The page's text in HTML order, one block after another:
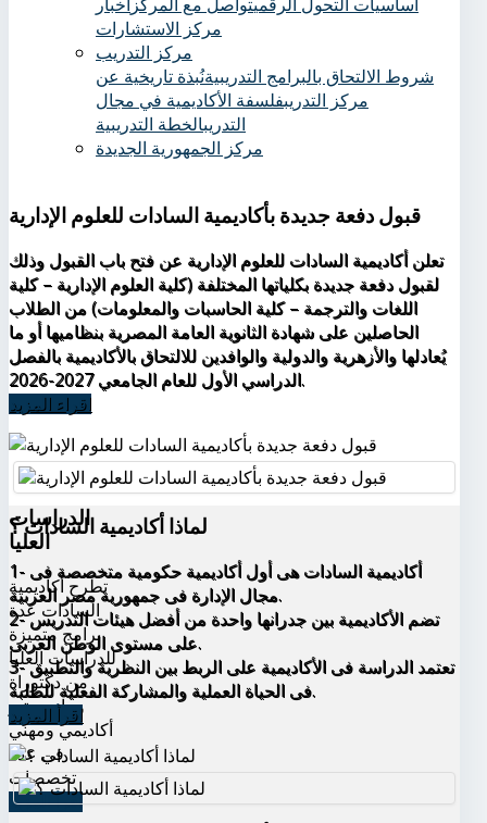
مركز الاستشارات
مركز التدريب
شروط الالتحاق بالبرامج التدريبيةنُبذة تاريخية عن
مركز التدريبفلسفة الأكاديمية في مجال
التدريبالخطة التدريبية
مركز الجمهورية الجديدة
قبول دفعة جديدة بأكاديمية السادات للعلوم الإدارية
تعلن أكاديمية السادات للعلوم الإدارية عن فتح باب القبول وذلك
لقبول دفعة جديدة بكلياتها المختلفة (كلية العلوم الإدارية – كلية
اللغات والترجمة – كلية الحاسبات والمعلومات) من الطلاب
الحاصلين على شهادة الثانوية العامة المصرية بنظاميها أو ما
يُعادلها والأزهرية والدولية والوافدين للالتحاق بالأكاديمية بالفصل
الدراسي الأول للعام الجامعي 2027-2026.
اقراء المزيد
لماذا أكاديمية السادات ؟
1- أكاديمية السادات هى أول أكاديمية حكومية متخصصة فى
مجال الإدارة فى جمهورية مصر العربية.
2- تضم الأكاديمية بين جدرانها واحدة من أفضل هيئات التدريس
على مستوى الوطن العربى.
3- تعتمد الدراسة فى الأكاديمية على الربط بين النظرية والتطبيق
فى الحياة العملية والمشاركة الفعلية للطلبة.
اقرأ المزيد
الدراسات
العليا
تطرح أكاديمية
السادات عدة
برامج متميزة
للدراسات العليا
من دكتوراة
وماجيستير
أكاديمي ومهني
في عدة
تخصصات
اقرأ المزيد